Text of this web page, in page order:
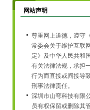
网站声明
尊重网上道德，遵守
常委会关于维护互联
定》及中华人民共和
有关法律法规，承担
行为而直接或间接导
刑事法律责任。
深圳市山弯科技有限
员有权保留或删除其